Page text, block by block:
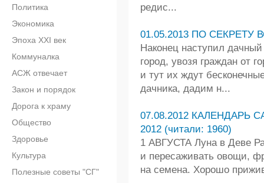
Политика
Экономика
Эпоха XXI век
Коммуналка
АСЖ отвечает
Закон и порядок
Дорога к храму
Общество
Здоровье
Культура
Полезные советы "СГ"
редис...
01.05.2013 ПО СЕКРЕТУ
Наконец наступил
город, увозя граждан от
и тут их ждут
дачника, дадим н...
07.08.2012 КАЛЕНДАРЬ
2012 (читали: 1960)
1 АВГУСТА Луна в Деве
и пересаживать овощи,
на семена. Хорошо